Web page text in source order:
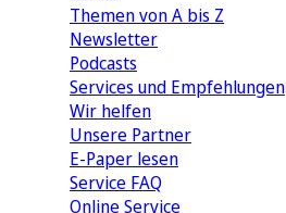
Themen von A bis Z
Newsletter
Podcasts
Services und Empfehlungen
Wir helfen
Unsere Partner
E-Paper lesen
Service FAQ
Online Service